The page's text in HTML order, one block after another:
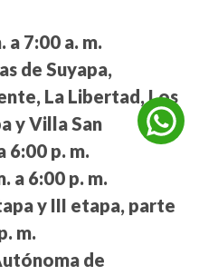
a 7:00 a. m.
de Suyapa,
La Libertad, Los
y Villa San
6:00 p. m.
a 6:00 p. m.
y III etapa, parte
m.
de